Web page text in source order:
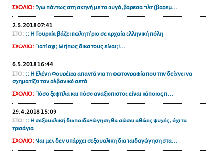
LIFO SHOP
NEWSLETTER
ΜΙΚΡΟΠΡΑΓΜΑΤΑ
THE GOOD LIFO
LIFOLAND
CITY GUIDE
ΑΜΠΑ
PRINT
ΣΧΟΛΙΟ: Εγω πάντως στη σκηνή με το αυγό,βαρεσα τιλτ (βαρεμ...
2.6.2018 07:41
ΣΤΟ: :: Η Τουρκία βάζει πωλητήριο σε αρχαία ελληνική πόλη
ΣΧΟΛΙΟ: Γιατί οχι; Μήπως δικα τους είναι;!...
6.5.2018 16:44
ΣΤΟ: :: Η Ελένη Φουρέιρα απαντά για τη φωτογραφία που την δείχνει να
σχηματίζει τον αλβανικό αετό
ΣΧΟΛΙΟ: Πόσο ξεφτιλα και πόσο αναξιοπιστος είναι κάποιος π...
29.4.2018 15:09
ΣΤΟ: :: Η σεξουαλική διαπαιδαγώγηση θα σώσει αθώες ψυχές, όχι τα
τρισάγια
ΣΧΟΛΙΟ: Nαι μεν δεν υπάρχει σεξουαλικη διαπαιδαγώγηση στα...